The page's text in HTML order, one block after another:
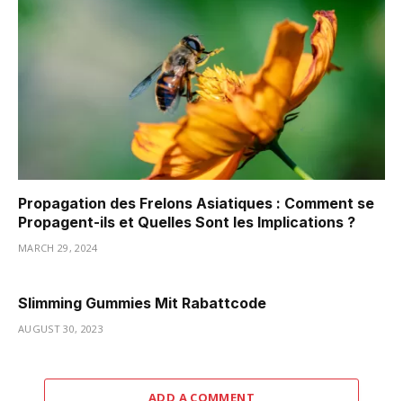
Propagation des Frelons Asiatiques : Comment se
Propagent-ils et Quelles Sont les Implications ?
MARCH 29, 2024
Slimming Gummies Mit Rabattcode
AUGUST 30, 2023
ADD A COMMENT